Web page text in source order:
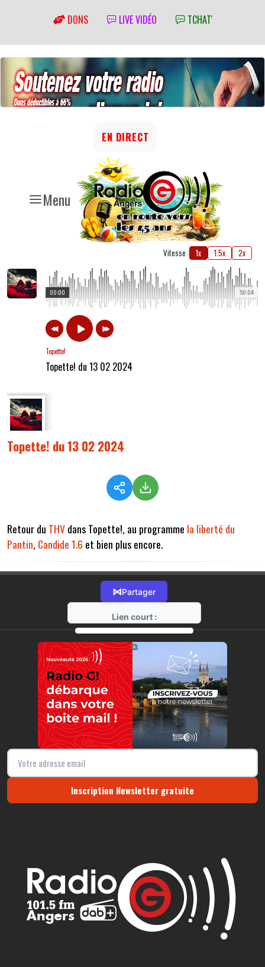
DONS LIVE VIDÉO TCHAT'
Menu
EN DIRECT
Vitesse : 1x 1.5x 2x
50:04
00:00
Topette!
Topette! du 13 02 2024
Topette! du 13 02 2024
Retour du THVdans Topette!, au programme la liberté du
Pantin, Candide 1.6 et bien plus encore.
⋈Partager
Lien court :
https://radio-g.fr?13889
⧉
Inscription Newsletter gratuite